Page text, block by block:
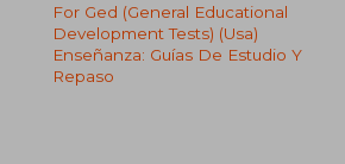
For Ged (general Educational
Development Tests) (usa)
Enseñanza: Guías De Estudio Y
Repaso